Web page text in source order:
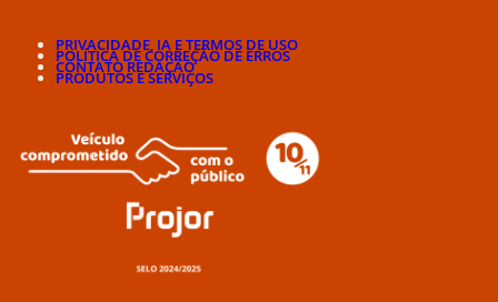
PRIVACIDADE, IA E TERMOS DE USO
POLÍTICA DE CORREÇÃO DE ERROS
CONTATO REDAÇÃO
PRODUTOS E SERVIÇOS